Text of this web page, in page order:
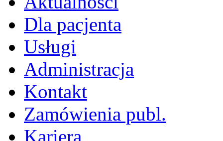
Dla pacjenta
Usługi
Administracja
Kontakt
Zamówienia publ.
Kariera